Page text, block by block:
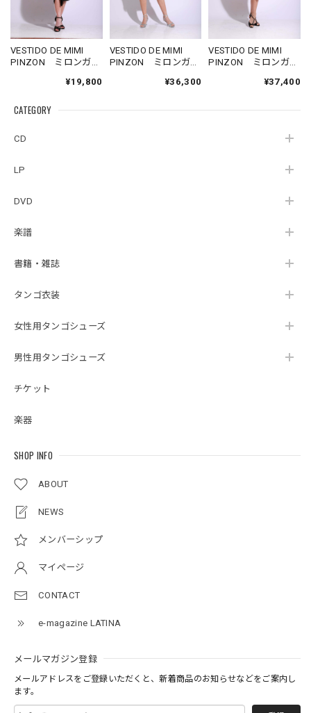
CATEGORY
CD
LP
DVD
楽譜
書籍・雑誌
タンゴ衣装
女性用タンゴシューズ
男性用タンゴシューズ
チケット
楽器
SHOP INFO
ABOUT
NEWS
メンバーシップ
マイページ
CONTACT
e-magazine LATINA
メールマガジン登録
メールアドレスをご登録いただくと、新着商品のお知らせなどをご案内し
ます。
VESTIDO DE MIMI
PINZON ミロンガ
カート Mサイズ¥19,800
VESTIDO DE MIMI
PINZON ミロンガ
トレッチ定番デザイ
ズ
¥36,300
VESTIDO DE MIMI
PINZON ミロンガ
テタイトワンピー¥37,400